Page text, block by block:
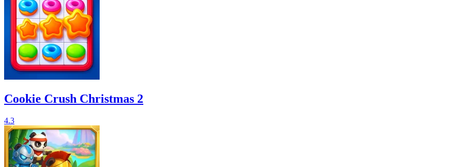
Cookie Crush Christmas 2
4.3